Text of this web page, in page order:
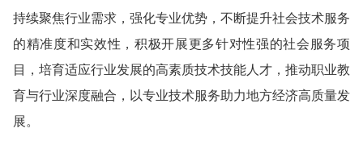
持续聚焦行业需求，强化专业优势，不断提升社会技术服务
的精准度和实效性，积极开展更多针对性强的社会服务项
目，培育适应行业发展的高素质技术技能人才，推动职业教
育与行业深度融合，以专业技术服务助力地方经济高质量发
展。